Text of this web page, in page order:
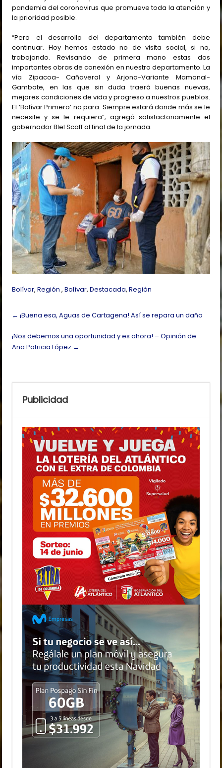
pandemia del coronavirus que promueve toda la atención y
la prioridad posible.
“Pero el desarrollo del departamento también debe
continuar. Hoy hemos estado no de visita social, si no,
trabajando. Revisando de primera mano estas dos
importantes obras de conexión en nuestro departamento. La
vía Zipacoa- Cañaveral y Arjona-Variante Mamonal-
Gambote, en las que sin duda traerá buenas nuevas,
mejores condiciones de vida y progreso a nuestros pueblos.
El ‘Bolívar Primero’ no para. Siempre estará donde más se le
necesite y se le requiera”, agregó satisfactoriamente el
gobernador Blel Scaff al final de la jornada.
Bolívar,Región ,Bolívar,Destacada,Región
Post
← ¡Buena esa, Aguas de Cartagena! Así se repara un daño
¡Nos debemos una oportunidad y es ahora! – Opinión de
Ana Patricia López →
Publicidad